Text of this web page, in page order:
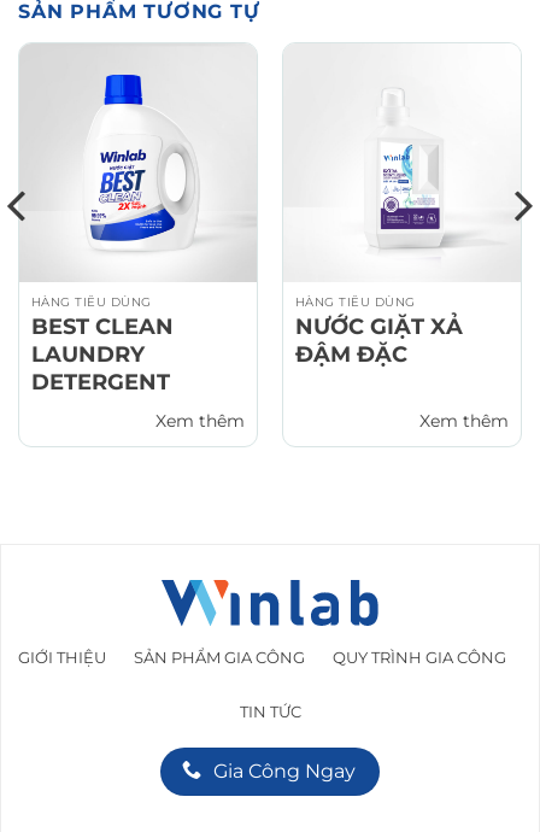
SẢN PHẨM TƯƠNG TỰ
HÀNG TIÊU DÙNG
BEST CLEAN
LAUNDRY
DETERGENT
Xem thêm
HÀNG TIÊU DÙNG
NƯỚC GIẶT XẢ
ĐẬM ĐẶC
Xem thêm
GIỚI THIỆU SẢN PHẨM GIA CÔNG QUY TRÌNH GIA CÔNG
TIN TỨC
Gia Công Ngay